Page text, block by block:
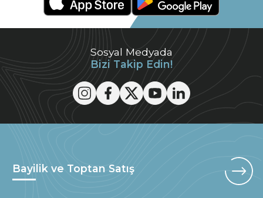
Sosyal Medyada
Bizi Takip Edin!
Bayilik ve Toptan Satış